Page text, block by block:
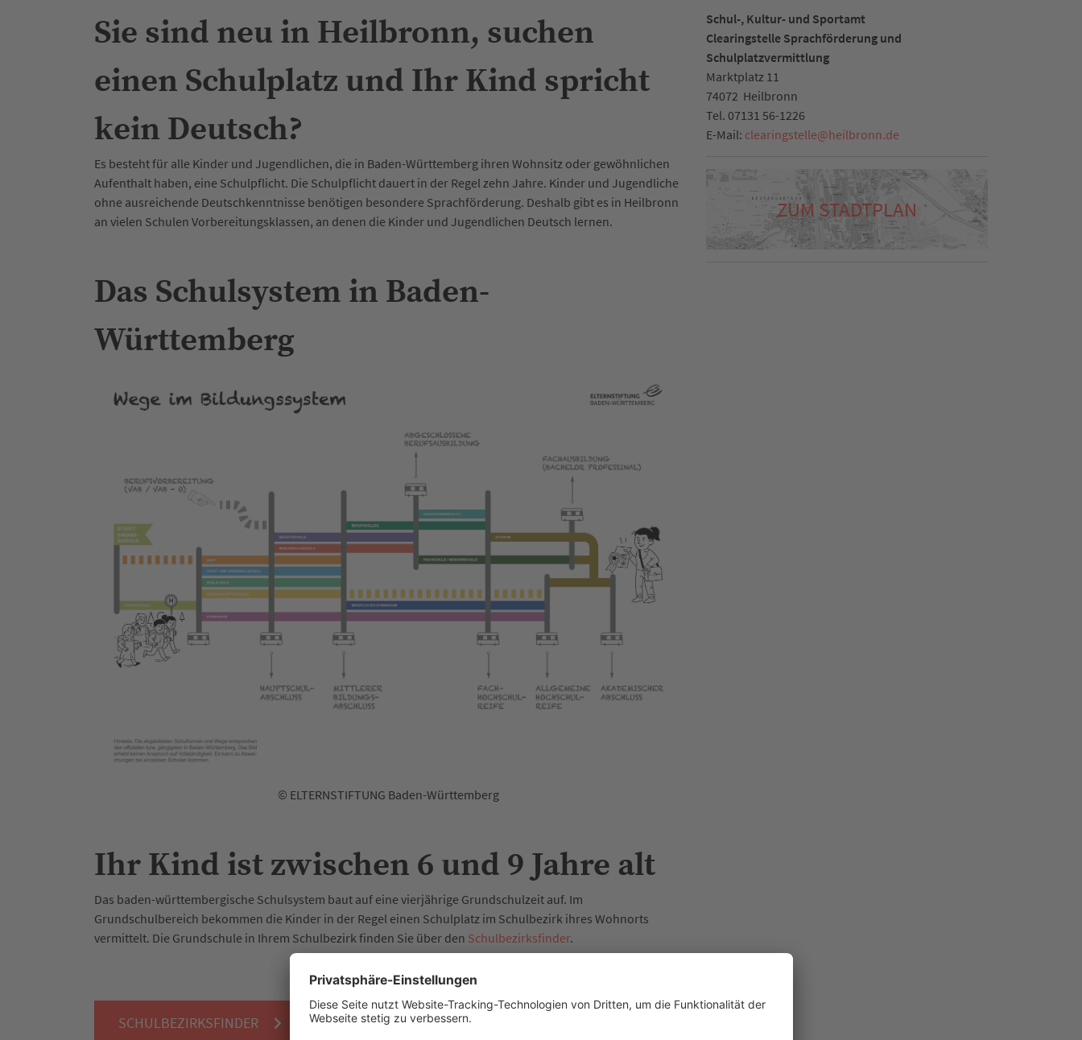
Sie sind neu in Heilbronn, suchen
einen Schulplatz und Ihr Kind spricht
kein Deutsch?
Es besteht für alle Kinder und Jugendlichen, die in Baden-Württemberg ihren Wohnsitz oder gewöhnlichen
Aufenthalt haben, eine Schulpflicht. Die Schulpflicht dauert in der Regel zehn Jahre. Kinder und Jugendliche
ohne ausreichende Deutschkenntnisse benötigen besondere Sprachförderung. Deshalb gibt es in Heilbronn
an vielen Schulen Vorbereitungsklassen, an denen die Kinder und Jugendlichen Deutsch lernen.
Das Schulsystem in Baden-
Württemberg
© ELTERNSTIFTUNG Baden-Württemberg
Ihr Kind ist zwischen 6 und 9 Jahre alt
Das baden-württembergische Schulsystem baut auf eine vierjährige Grundschulzeit auf. Im
Grundschulbereich bekommen die Kinder in der Regel einen Schulplatz im Schulbezirk ihres Wohnorts
vermittelt. Die Grundschule in Ihrem Schulbezirk finden Sie über den Schulbezirksfinder.
SCHULBEZIRKSFINDER
Schul-, Kultur- und Sportamt
Clearingstelle Sprachförderung und
Schulplatzvermittlung
Marktplatz 11
74072 Heilbronn
Tel. 07131 56-1226
E-Mail: clearingstelle@heilbronn.de
ZUM STADTPLAN